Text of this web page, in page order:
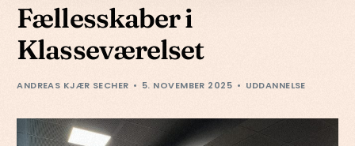
Fællesskaber i
Klasseværelset
ANDREAS KJÆR SECHER 5. NOVEMBER 2025 UDDANNELSE